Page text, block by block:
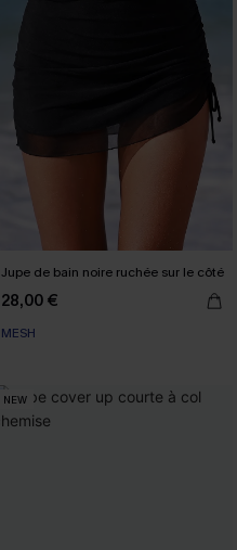
Jupe de bain noire ruchée sur le côté
28,00 €
MESH
NEW